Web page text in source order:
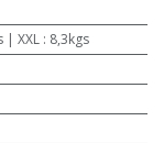
| XXL : 8,3kgs